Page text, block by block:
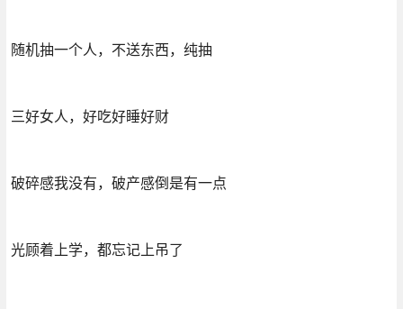
随机抽一个人，不送东西，纯抽
三好女人，好吃好睡好财
破碎感我没有，破产感倒是有一点
光顾着上学，都忘记上吊了